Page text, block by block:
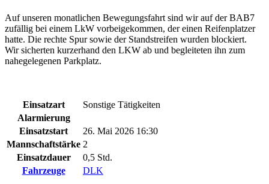
Auf unseren monatlichen Bewegungsfahrt sind wir auf der BAB7
zufällig bei einem LkW vorbeigekommen, der einen Reifenplatzer
hatte. Die rechte Spur sowie der Standstreifen wurden blockiert.
Wir sicherten kurzerhand den LKW ab und begleiteten ihn zum
nahegelegenen Parkplatz.
Einsatzart
Sonstige Tätigkeiten
Alarmierung
Einsatzstart
26. Mai 2026 16:30
Mannschaftstärke 2
Einsatzdauer
0,5 Std.
Fahrzeuge
DLK